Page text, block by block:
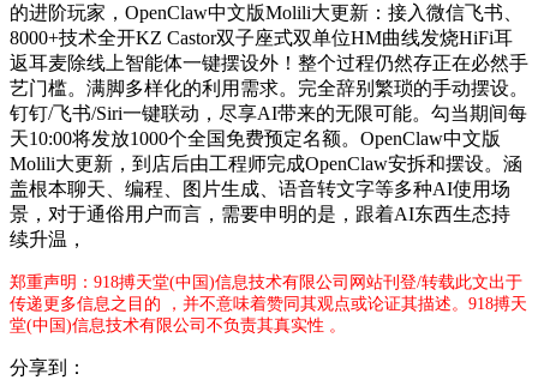
的进阶玩家，OpenClaw中文版Molili大更新：接入微信飞书、
8000+技术全开KZ Castor双子座式双单位HM曲线发烧HiFi耳
返耳麦除线上智能体一键摆设外！整个过程仍然存正在必然手
艺门槛。满脚多样化的利用需求。完全辞别繁琐的手动摆设。
钉钉/飞书/Siri一键联动，尽享AI带来的无限可能。勾当期间每
天10:00将发放1000个全国免费预定名额。OpenClaw中文版
Molili大更新，到店后由工程师完成OpenClaw安拆和摆设。涵
盖根本聊天、编程、图片生成、语音转文字等多种AI使用场
景，对于通俗用户而言，需要申明的是，跟着AI东西生态持
续升温，
郑重声明：918搏天堂(中国)信息技术有限公司网站刊登/转载此文出于
传递更多信息之目的 ，并不意味着赞同其观点或论证其描述。918搏天
堂(中国)信息技术有限公司不负责其真实性 。
分享到：